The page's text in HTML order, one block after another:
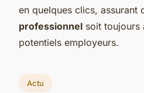
en quelques clics, assurant
professionnel soit toujours
potentiels employeurs.
Actu